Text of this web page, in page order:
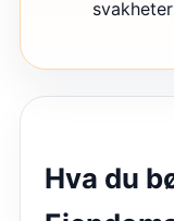
Hva du